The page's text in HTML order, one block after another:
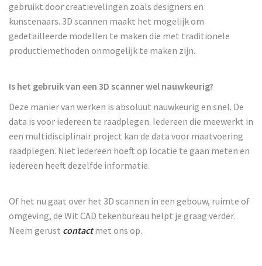
gebruikt door creatievelingen zoals designers en
kunstenaars. 3D scannen maakt het mogelijk om
gedetailleerde modellen te maken die met traditionele
productiemethoden onmogelijk te maken zijn.
Is het gebruik van een 3D scanner wel nauwkeurig?
Deze manier van werken is absoluut nauwkeurig en snel. De
data is voor iedereen te raadplegen. Iedereen die meewerkt in
een multidisciplinair project kan de data voor maatvoering
raadplegen. Niet iedereen hoeft op locatie te gaan meten en
iedereen heeft dezelfde informatie.
Of het nu gaat over het 3D scannen in een gebouw, ruimte of
omgeving, de Wit CAD tekenbureau helpt je graag verder.
Neem gerust contactmet ons op.